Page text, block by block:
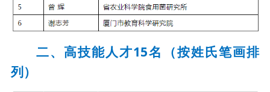
二、高技能人才15名（按姓氏笔画排
列）